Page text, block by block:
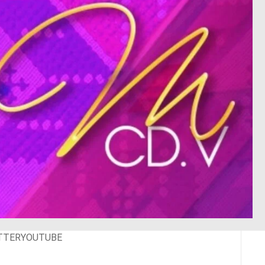
YOUTUBE